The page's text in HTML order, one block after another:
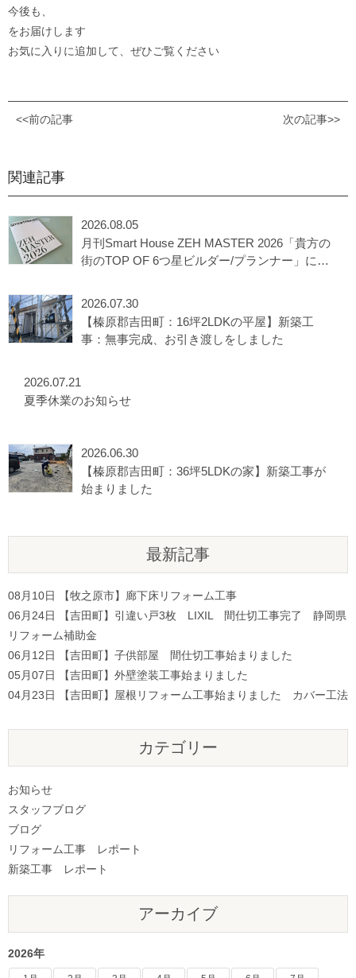
今後も、
をお届けします
お気に入りに追加して、ぜひご覧ください
<<前の記事 次の記事>>
関連記事
2026.08.05
月刊Smart House ZEH MASTER 2026「貴方の
街のTOP OF 6つ星ビルダー/プランナー」に選
2026.07.30
【榛原郡吉田町：16坪2LDKの平屋】新築工
事：無事完成、お引き渡しをしました
2026.07.21
夏季休業のお知らせ
2026.06.30
【榛原郡吉田町：36坪5LDKの家】新築工事が
始まりました
最新記事
08月10日
【牧之原市】廊下床リフォーム工事
06月24日
【吉田町】引違い戸3枚 LIXIL 間仕切工事完了 静岡県
リフォーム補助金
06月12日
【吉田町】子供部屋 間仕切工事始まりました
05月07日
【吉田町】外壁塗装工事始まりました
04月23日
【吉田町】屋根リフォーム工事始まりました カバー工法
カテゴリー
お知らせ
スタッフブログ
ブログ
リフォーム工事 レポート
新築工事 レポート
アーカイブ
2026年